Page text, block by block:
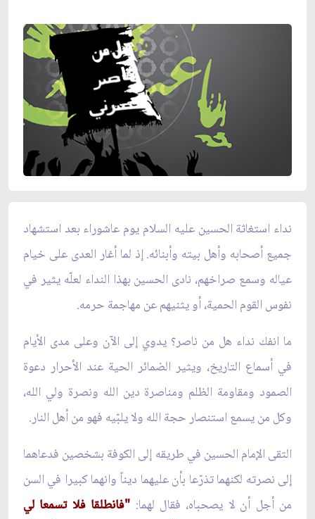
نداء استغاثة الحسين عليه السلام يوم عاشوراء بعد استشهاد
جميع أصحابه وأهل بيته وأبنائه. إذ لما أغار العدى على خيام
عياله وسمع صراخهم، نادى الحسين بهذا النداء لعلّه يثير في
نفوس القوم الحمية، أو يثنيهم عن مهاجمة حرمه.
ما انفك نداء هل من ناصر؟ يدوي إلى الآن وعلى مدى الأيام
في أسماع التاريخ، ويثير الضمائر الحية عند الأحرار دعوة
الصمود ومقاومة الظلم ومناصرة دين الله ونصرة ولي الله،
وكل من يسمع استنصار حجة الله ولا يلبّيه فهو من أهل النار.
التقى الإمام الحسين في طريقه إلى الكوفة بشخصين فدعاهما
إلى نصرته لكنهما تذرّعا بأن عليهما ديناً وانهما كبيرا في السن
من أجل أن لا يصحباه، فقال لهما: "فانطلقا فلا تسمعا لي